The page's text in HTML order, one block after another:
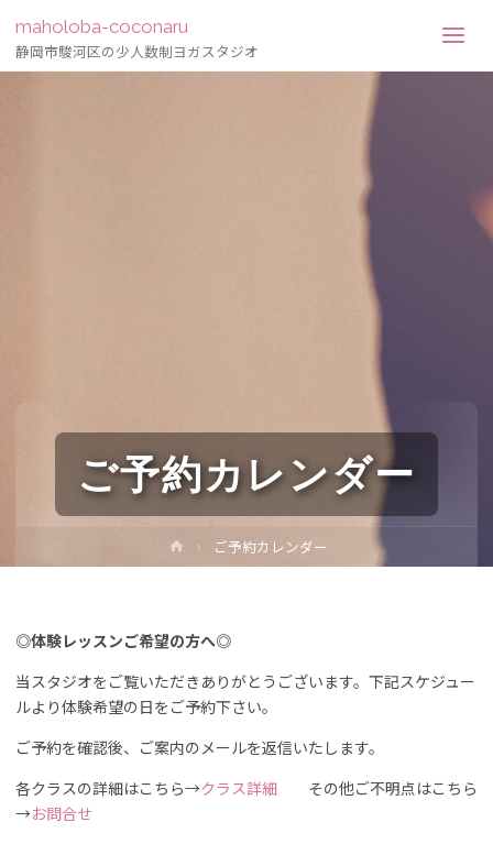
maholoba-coconaru
静岡市駿河区の少人数制ヨガスタジオ
ご予約カレンダー
ホ
ー
ご予約カレンダー
◎体験レッスンご希望の方へ◎
当スタジオをご覧いただきありがとうございます。下記スケジュー
ルより体験希望の日をご予約下さい。
ご予約を確認後、ご案内のメールを返信いたします。
各クラスの詳細はこちら→クラス詳細 その他ご不明点はこちら
→お問合せ